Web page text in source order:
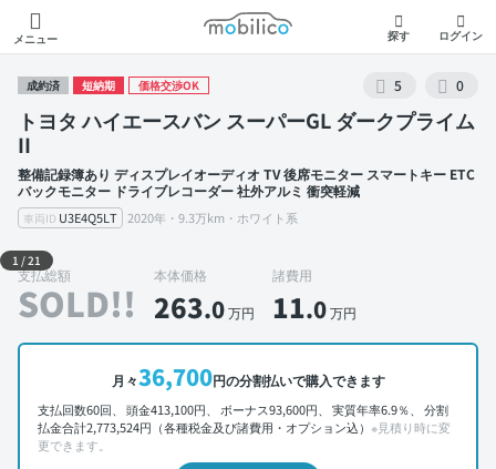
メニュー
モビリコ
探す ログイン
成約済 短納期 価格交渉OK 5 0
トヨタ ハイエースバン スーパーGL ダークプライム
II
整備記録簿あり ディスプレイオーディオ TV 後席モニター スマートキー ETC
バックモニター ドライブレコーダー 社外アルミ 衝突軽減
車両ID U3E4Q5LT 2020年・9.3万km・ホワイト系
外装 左前
1 /21
支払総額
SOLD!!
本体価格
263.0万円
諸費用
11.0万円
月々36,700円の分割払いで購入できます
支払回数60回、 頭金413,100円、 ボーナス93,600円、 実質年率6.9％、 分割
払金合計2,773,524円（各種税金及び諸費用・オプション込） ※見積り時に変
更できます。